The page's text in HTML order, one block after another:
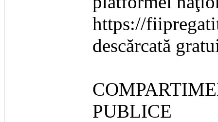
https://
descărcată
PUBLICE